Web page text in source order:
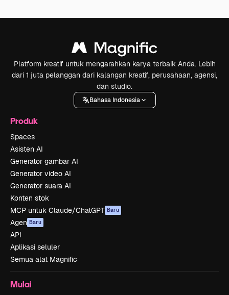
Platform kreatif untuk mengarahkan karya terbaik Anda. Lebih
dari 1 juta pelanggan dari kalangan kreatif, perusahaan, agensi,
dan studio.
Bahasa Indonesia
Produk
Spaces
Asisten AI
Generator gambar AI
Generator video AI
Generator suara AI
Konten stok
MCP untuk Claude/ChatGPT Baru
Agen Baru
API
Aplikasi seluler
Semua alat Magnific
Mulai